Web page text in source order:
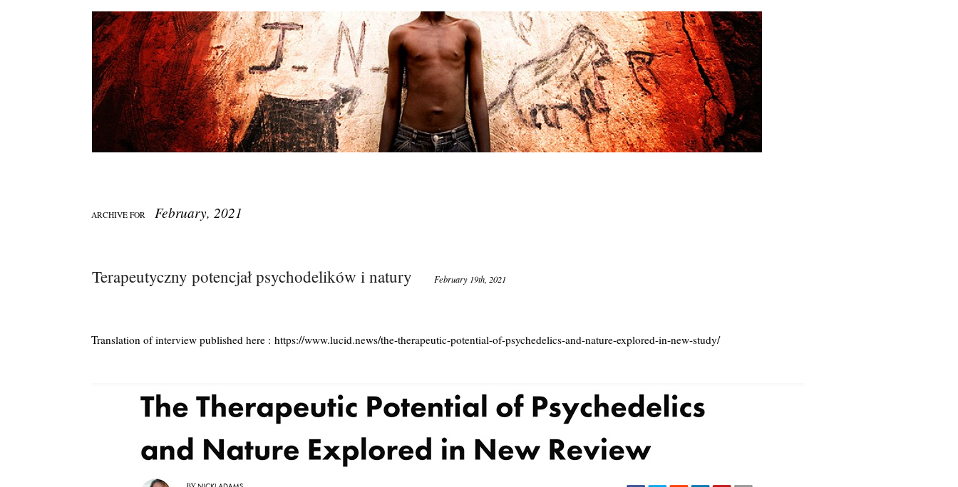
ARCHIVE FOR February, 2021
Terapeutyczny potencjał psychodelików i natury February 19th, 2021
Translation of interview published here : https://www.lucid.news/the-therapeutic-potential-of-psychedelics-and-nature-explored-in-new-study/